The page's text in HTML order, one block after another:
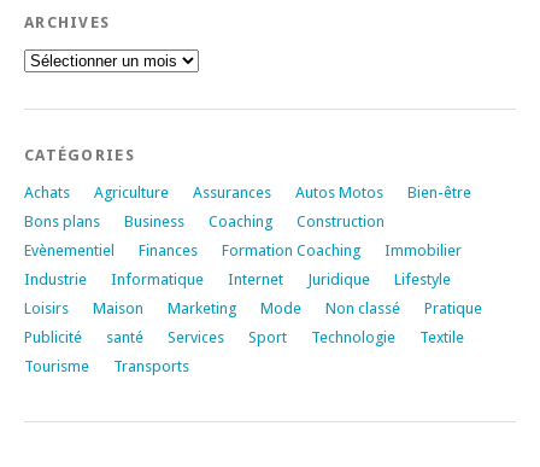
ARCHIVES
Archives
CATÉGORIES
Achats Agriculture Assurances Autos Motos
Bien-être
Bons plans
Business Coaching
Construction
Evènementiel
Finances Formation Coaching
Immobilier
Industrie
Informatique Internet Juridique
Lifestyle
Loisirs
Maison Marketing Mode Non classé
Pratique
Publicité
santé Services Sport Technologie
Textile
Tourisme
Transports